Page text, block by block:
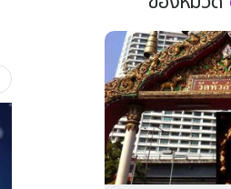
วี
WeTV
ใน
รอบ
สัปดาห์
ของ
หมวด
ดูด
วง
ความ
รัก